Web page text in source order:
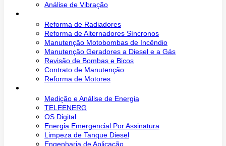
Análise de Vibração
Reforma de Radiadores
Reforma de Alternadores Síncronos
Manutenção Motobombas de Incêndio
Manutenção Geradores a Diesel e a Gás
Revisão de Bombas e Bicos
Contrato de Manutenção
Reforma de Motores
Medição e Análise de Energia
TELEENERG
OS Digital
Energia Emergencial Por Assinatura
Limpeza de Tanque Diesel
Engenharia de Aplicação